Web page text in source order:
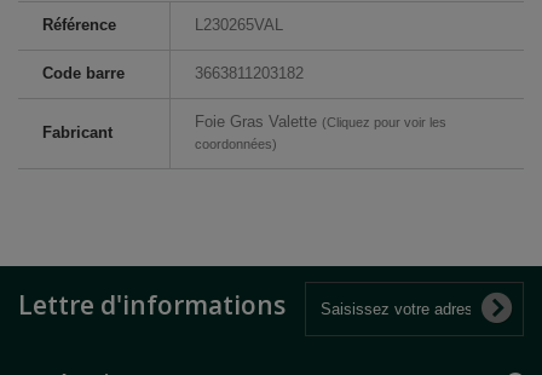
Référence L230265VAL
Code barre 3663811203182
Fabricant
Foie Gras Valette (Cliquez pour voir les
coordonnées)
Lettre d'informations